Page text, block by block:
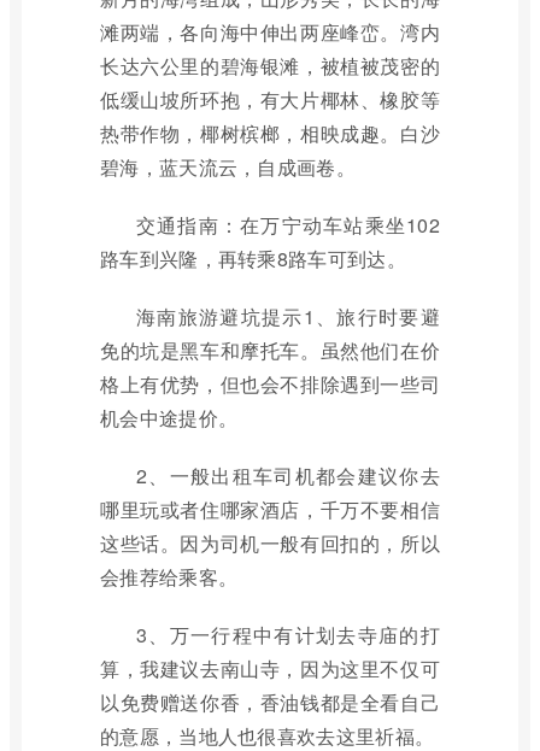
滩两端，各向海中伸出两座峰峦。湾内
长达六公里的碧海银滩，被植被茂密的
低缓山坡所环抱，有大片椰林、橡胶等
热带作物，椰树槟榔，相映成趣。白沙
碧海，蓝天流云，自成画卷。
交通指南：在万宁动车站乘坐102
路车到兴隆，再转乘8路车可到达。
海南旅游避坑提示1、旅行时要避
免的坑是黑车和摩托车。虽然他们在价
格上有优势，但也会不排除遇到一些司
机会中途提价。
2、一般出租车司机都会建议你去
哪里玩或者住哪家酒店，千万不要相信
这些话。因为司机一般有回扣的，所以
会推荐给乘客。
3、万一行程中有计划去寺庙的打
算，我建议去南山寺，因为这里不仅可
以免费赠送你香，香油钱都是全看自己
的意愿，当地人也很喜欢去这里祈福。